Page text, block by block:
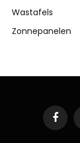
Wastafels
Zonnepanelen